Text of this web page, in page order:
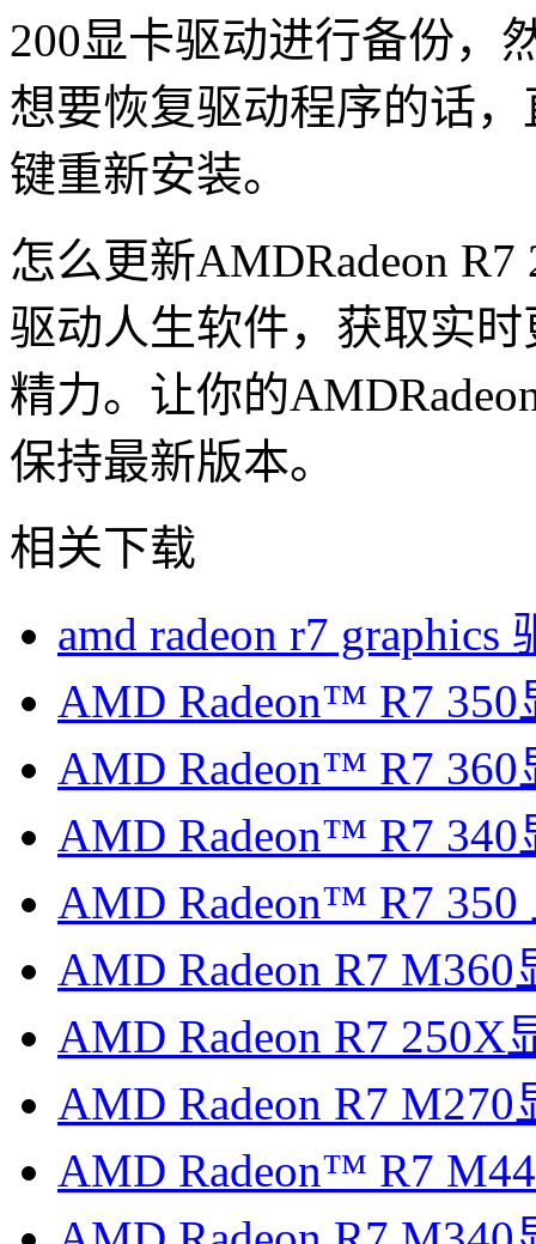
200显卡驱动进行备份，
想要恢复驱动程序的话
键重新安装。
怎么更新AMDRadeon
驱动人生软件，获取实
精力。让你的
保持最新版本。
相关下载
amd radeon r7 graphics
AMD Radeon™ R7 350
AMD Radeon™ R7 360
AMD Radeon™ R7 340
AMD Radeon™ R7 350
AMD Radeon R7 M360
AMD Radeon R7 250X
AMD Radeon R7 M270
AMD Radeon™ R7